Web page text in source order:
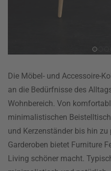
Die Möbel- und Accessoire-
an die Bedürfnisse des
Wohnbereich. Von
minimalistischen
und Kerzenständer bis hin
Garderoben bietet Furniture
Living schöner macht.